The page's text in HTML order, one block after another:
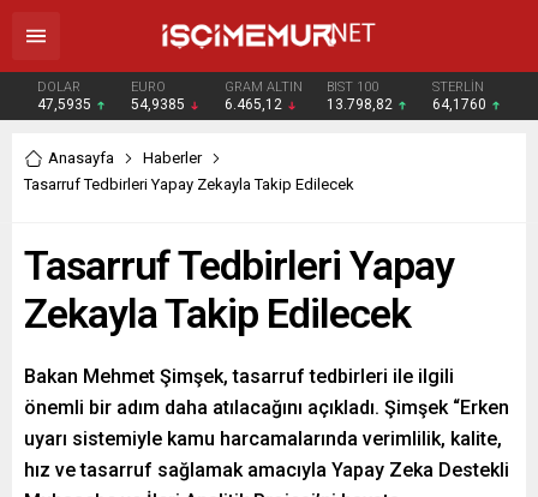
DOLAR
47,5935
EURO
54,9385
GRAM ALTIN
6.465,12
BIST 100
13.798,82
STERLİN
64,1760
Anasayfa
Haberler
Tasarruf Tedbirleri Yapay Zekayla Takip Edilecek
Tasarruf Tedbirleri Yapay
Zekayla Takip Edilecek
Bakan Mehmet Şimşek, tasarruf tedbirleri ile ilgili
önemli bir adım daha atılacağını açıkladı. Şimşek “Erken
uyarı sistemiyle kamu harcamalarında verimlilik, kalite,
hız ve tasarruf sağlamak amacıyla Yapay Zeka Destekli